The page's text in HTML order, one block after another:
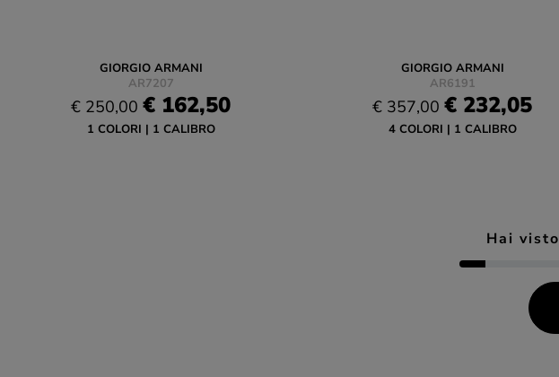
GIORGIO ARMANI
AR7207
€ 250,00 € 162,50
1 COLORI 1 CALIBRO
GIORGIO ARMANI
AR6191
€ 357,00 € 232,05
4 COLORI 1 CALIBRO
Hai visto